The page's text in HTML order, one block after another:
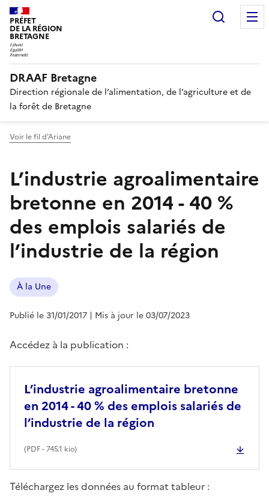
PRÉFET
DE LA RÉGION
BRETAGNE
DRAAF Bretagne
Direction régionale de l’alimentation, de l’agriculture et de
la forêt de Bretagne
Voir le fil d'Ariane
L’industrie agroalimentaire
bretonne en 2014 - 40 %
des emplois salariés de
l’industrie de la région
À la Une
Publié le 31/01/2017 | Mis à jour le 03/07/2023
Accédez à la publication :
L’industrie agroalimentaire bretonne
en 2014 - 40 % des emplois salariés de
l’industrie de la région
(PDF- 745.1 kio)
Téléchargez les données au format tableur :